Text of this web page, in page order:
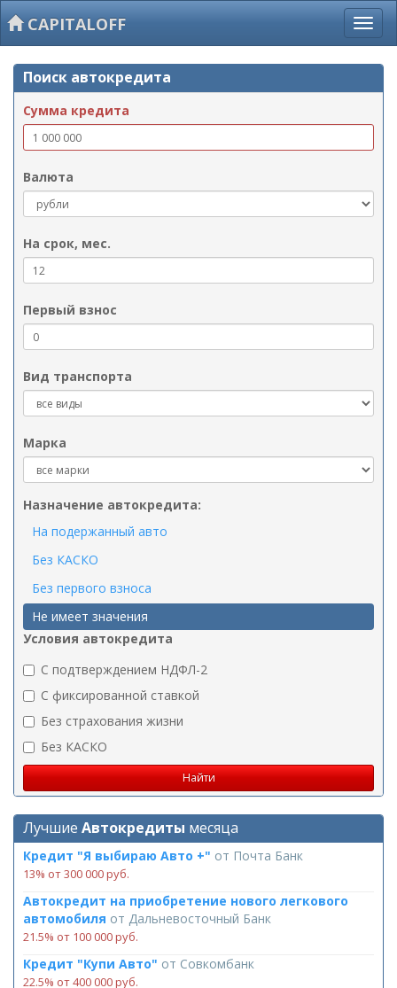
CAPITALOFF
Поиск автокредита
Сумма кредита
Валюта
На срок, мес.
Первый взнос
Вид транспорта
Марка
Назначение автокредита:
На подержанный авто
Без КАСКО
Без первого взноса
Не имеет значения
Условия автокредита
C подтверждением НДФЛ-2
C фиксированной ставкой
Без страхования жизни
Без КАСКО
Лучшие Автокредиты месяца
Кредит "Я выбираю Авто +" от Почта Банк
13% от 300 000 руб.
Автокредит на приобретение нового легкового
автомобиля от Дальневосточный Банк
21.5% от 100 000 руб.
Кредит "Купи Авто" от Совкомбанк
22.5% от 400 000 руб.